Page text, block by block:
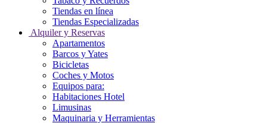
Tiendas en línea
Tiendas Especializadas
Alquiler y Reservas
Apartamentos
Barcos y Yates
Bicicletas
Coches y Motos
Equipos para:
Habitaciones Hotel
Limusinas
Maquinaria y Herramientas